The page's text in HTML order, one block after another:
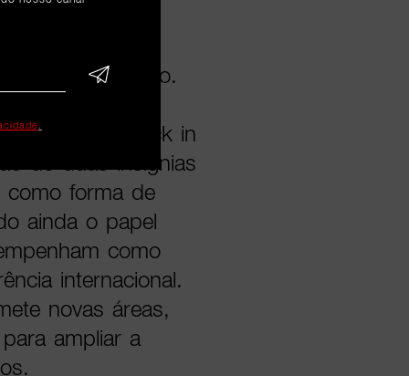
em comunicado.
do Rock in
de duas insígnias
como forma de
ainda o papel
como
internacional.
novas áreas,
ampliar a